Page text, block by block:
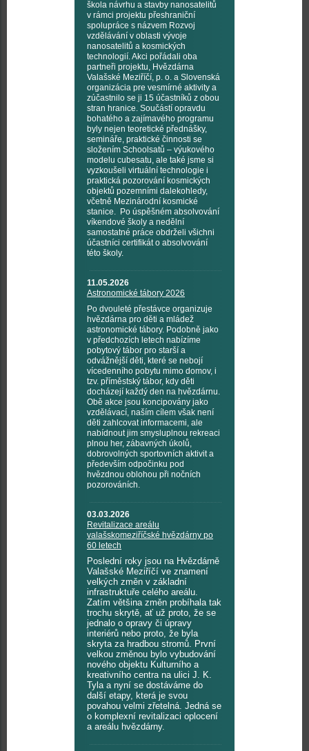
škola návrhu a stavby nanosatelitů
v rámci projektu přeshraniční
spolupráce s názvem Rozvoj
vzdělávání v oblasti vývoje
nanosatelitů a kosmických
technologií. Akci pořádali oba
partneři projektu, Hvězdárna
Valašské Meziříčí, p. o. a Slovenská
organizácia pre vesmírné aktivity a
zúčastnilo se ji 15 účastníků z obou
stran hranice. Součástí opravdu
bohatého a zajímavého programu
byly nejen teoretické přednášky,
semináře, praktické činnosti se
složením Schoolsatů – výukového
modelu cubesatu, ale také jsme si
vyzkoušeli virtuální technologie i
praktická pozorování kosmických
objektů pozemními dalekohledy,
včetně Mezinárodní kosmické
stanice. Po úspěšném absolvování
víkendové školy a nedělní
samostatné práce obdrželi všichni
účastníci certifikát o absolvování
této školy.
11.05.2026
Astronomické tábory 2026
Po dvouleté přestávce organizuje
hvězdárna pro děti a mládež
astronomické tábory. Podobně jako
v předchozích letech nabízíme
pobytový tábor pro starší a
odvážnější děti, které se nebojí
vícedenního pobytu mimo domov, i
tzv. příměstský tábor, kdy děti
docházejí každý den na hvězdárnu.
Obě akce jsou koncipovány jako
vzdělávací, naším cílem však není
děti zahlcovat informacemi, ale
nabídnout jim smysluplnou rekreaci
plnou her, zábavných úkolů,
dobrovolných sportovních aktivit a
především odpočinku pod
hvězdnou oblohou při nočních
pozorováních.
03.03.2026
Revitalizace areálu
valašskomeziříčské hvězdárny po
60 letech
Poslední roky jsou na Hvězdárně
Valašské Meziříčí ve znamení
velkých změn v základní
infrastruktuře celého areálu.
Zatím většina změn probíhala tak
trochu skrytě, ať už proto, že se
jednalo o opravy či úpravy
interiérů nebo proto, že byla
skryta za hradbou stromů. První
velkou změnou bylo vybudování
nového objektu Kulturního a
kreativního centra na ulici J. K.
Tyla a nyní se dostáváme do
další etapy, která je svou
povahou velmi zřetelná. Jedná se
o komplexní revitalizaci oplocení
a areálu hvězdárny.